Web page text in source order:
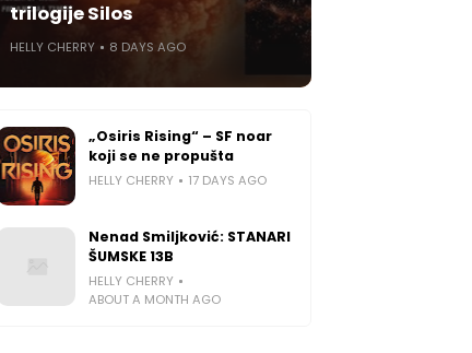
trilogije Silos
HELLY CHERRY 8 DAYS AGO
„Osiris Rising“ – SF noar
koji se ne propušta
HELLY CHERRY 17 DAYS AGO
Nenad Smiljković: STANARI
ŠUMSKE 13B
HELLY CHERRY
ABOUT A MONTH AGO